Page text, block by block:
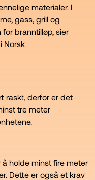
materialer. I
gass, grill og
branntilløp, sier
Norsk
raskt, derfor er det
tre meter
holde minst fire meter
Dette er også et krav